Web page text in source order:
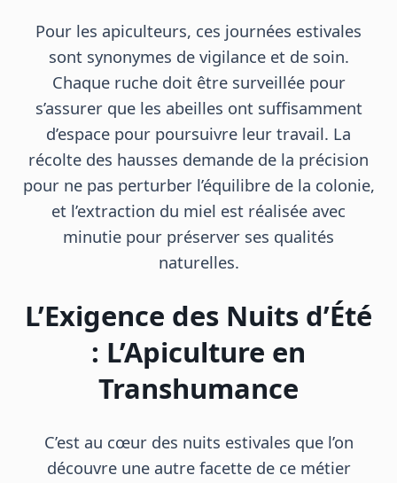
Pour les apiculteurs, ces journées estivales
sont synonymes de vigilance et de soin.
Chaque ruche doit être surveillée pour
s’assurer que les abeilles ont suffisamment
d’espace pour poursuivre leur travail. La
récolte des hausses demande de la précision
pour ne pas perturber l’équilibre de la colonie,
et l’extraction du miel est réalisée avec
minutie pour préserver ses qualités
naturelles.
L’Exigence des Nuits d’Été
: L’Apiculture en
Transhumance
C’est au cœur des nuits estivales que l’on
découvre une autre facette de ce métier